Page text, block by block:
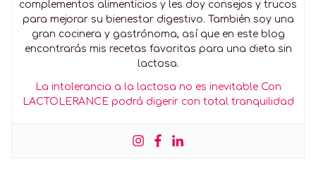
complementos alimenticios y les doy consejos y trucos
para mejorar su bienestar digestivo. También soy una
gran cocinera y gastrónoma, así que en este blog
encontrarás mis recetas favoritas para una dieta sin
lactosa.
La intolerancia a la lactosa no es inevitable Con
LACTOLERANCE podrá digerir con total tranquilidad